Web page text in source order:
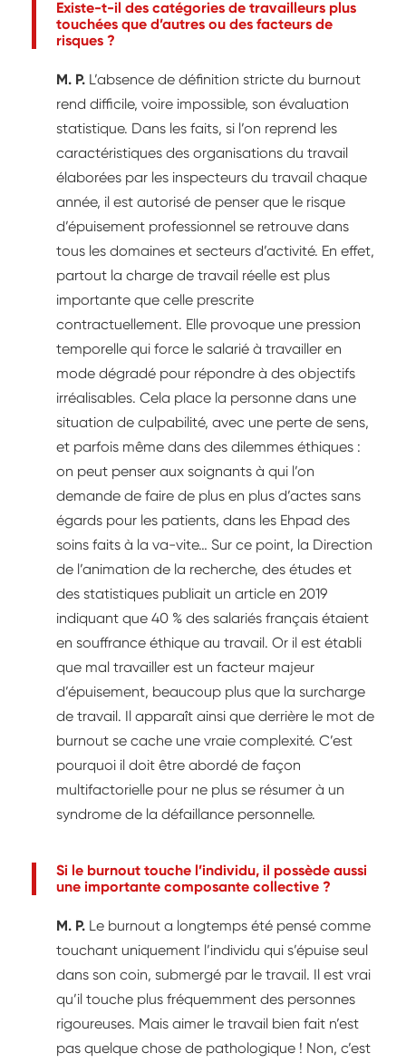
Existe-t-il des catégories de travailleurs plus
touchées que d’autres ou des facteurs de
risques ?
M. P. L’absence de définition stricte du burnout
rend difficile, voire impossible, son évaluation
statistique. Dans les faits, si l’on reprend les
caractéristiques des organisations du travail
élaborées par les inspecteurs du travail chaque
année, il est autorisé de penser que le risque
d’épuisement professionnel se retrouve dans
tous les domaines et secteurs d’activité. En effet,
partout la charge de travail réelle est plus
importante que celle prescrite
contractuellement. Elle provoque une pression
temporelle qui force le salarié à travailler en
mode dégradé pour répondre à des objectifs
irréalisables. Cela place la personne dans une
situation de culpabilité, avec une perte de sens,
et parfois même dans des dilemmes éthiques :
on peut penser aux soignants à qui l’on
demande de faire de plus en plus d’actes sans
égards pour les patients, dans les Ehpad des
soins faits à la va-vite… Sur ce point, la Direction
de l’animation de la recherche, des études et
des statistiques publiait un article en 2019
indiquant que 40 % des salariés français étaient
en souffrance éthique au travail. Or il est établi
que mal travailler est un facteur majeur
d’épuisement, beaucoup plus que la surcharge
de travail. Il apparaît ainsi que derrière le mot de
burnout se cache une vraie complexité. C’est
pourquoi il doit être abordé de façon
multifactorielle pour ne plus se résumer à un
syndrome de la défaillance personnelle.
Si le burnout touche l’individu, il possède aussi
une importante composante collective ?
M. P. Le burnout a longtemps été pensé comme
touchant uniquement l’individu qui s’épuise seul
dans son coin, submergé par le travail. Il est vrai
qu’il touche plus fréquemment des personnes
rigoureuses. Mais aimer le travail bien fait n’est
pas quelque chose de pathologique ! Non, c’est